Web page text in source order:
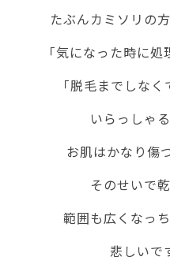
たぶんカミソリの
「気になった時に処
「脱毛までしな
いらっしゃ
お肌はかなり傷
そのせいで
範囲も広くなっ
悲しいで